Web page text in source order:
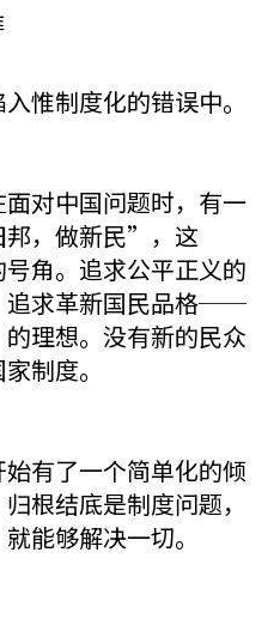
惟制度化的错误中。
对中国问题时，有一
，做新民”，这
角。追求公平正义的
求革新国民品格──
理想。没有新的民众
制度。
有了一个简单化的倾
根结底是制度问题，
能够解决一切。